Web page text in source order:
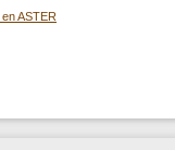
ASTER